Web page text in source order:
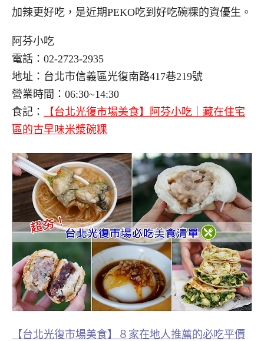
加辣更好吃，是近期PEKO吃到好吃碗粿的資優生。
阿芬小吃
電話：02-2723-2935
地址：台北市信義區光復南路417巷219號
營業時間：06:30~14:30
食記：
【台北光復市場美食】阿芬小吃｜藏在住宅
區的古早味米漿碗粿
【台北光復市場美食】８家在地人推薦的必吃平價